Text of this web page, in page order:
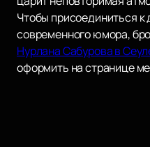
Чтобы присоединиться к
современного юмора,
Нурлана Сабурова в
оформить на странице